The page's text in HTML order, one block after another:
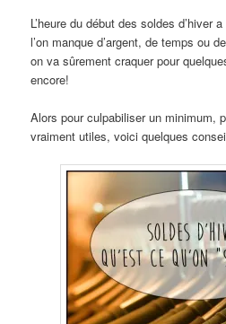
L’heure du début des soldes d’hiver
l’on manque d’argent, de temps ou
on va sûrement craquer pour
encore!
Alors pour culpabiliser un minimum,
vraiment utiles, voici quelques